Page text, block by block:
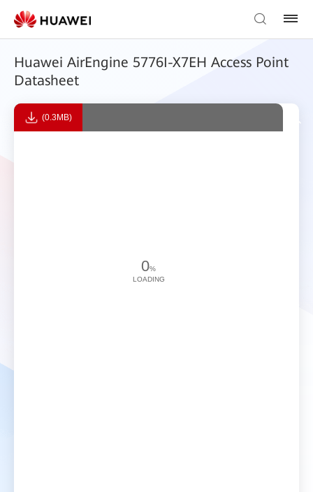
Huawei AirEngine 5776I-X7EH Access Point
Datasheet
(0.3MB)
0%
LOADING